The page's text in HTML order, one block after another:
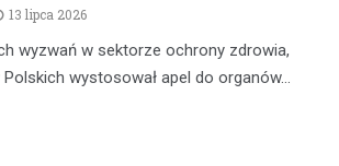
13 lipca 2026
wyzwań w sektorze ochrony zdrowia,
wystosował apel do organów…